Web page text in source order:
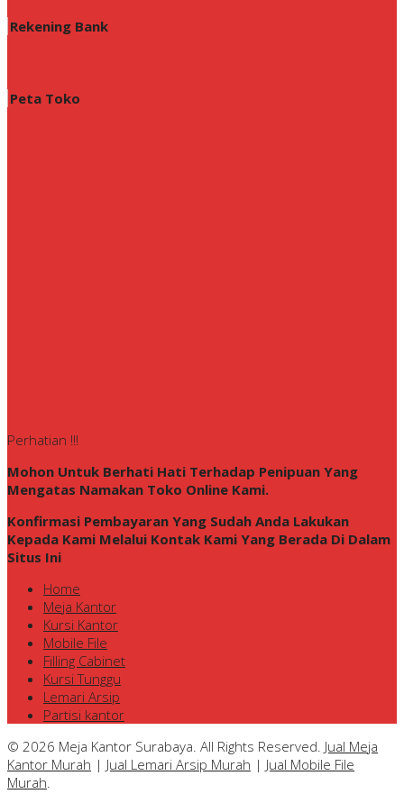
Rekening Bank
Peta Toko
Perhatian !!!
Mohon Untuk Berhati Hati Terhadap Penipuan Yang
Mengatas Namakan Toko Online Kami.
Konfirmasi Pembayaran Yang Sudah Anda Lakukan
Kepada Kami Melalui Kontak Kami Yang Berada Di Dalam
Situs Ini
Home
Meja Kantor
Kursi Kantor
Mobile File
Filling Cabinet
Kursi Tunggu
Lemari Arsip
Partisi kantor
© 2026 Meja Kantor Surabaya. All Rights Reserved. Jual Meja
Kantor Murah | Jual Lemari Arsip Murah | Jual Mobile File
Murah